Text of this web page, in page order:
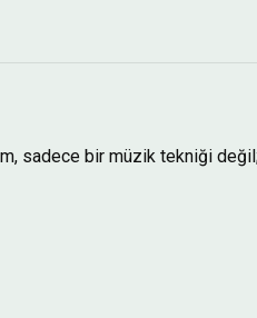
sadece bir müzik tekniği